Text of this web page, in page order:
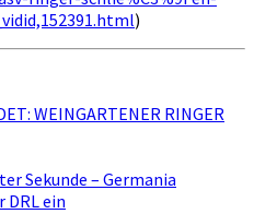
)
WEINGARTENER RINGER
Sekunde – Germania
DRL ein